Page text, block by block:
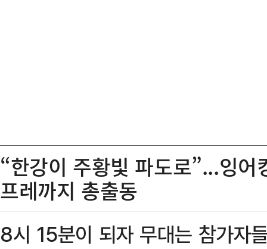
“한강이 주황빛 파도로”...잉
프레까지 총출동
8시 15분이 되자 무대는 참가자